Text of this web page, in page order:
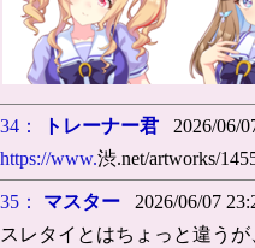
34： トレーナー君 2026/06/
https://www.渋.net/artworks/
35： マスター 2026/06/07
スレタイとはちょっと違う